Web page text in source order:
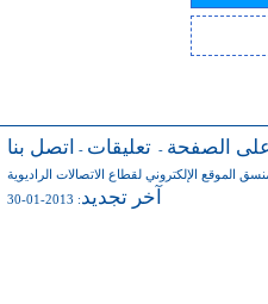
الصفحة - تعليقات - اتصل بنا
الموقع الإلكتروني لقطاع الاتصالات الراديوية
آخر تجديد: 2013-01-30